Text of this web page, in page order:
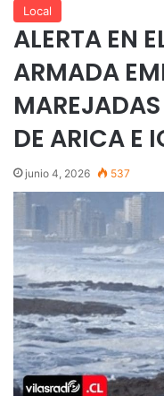
Local
ALERTA EN
ARMADA
DE ARICA E
junio 4, 2026 537